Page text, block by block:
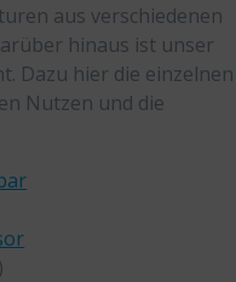
aus verschiedenen
hinaus ist unser
Dazu hier die einzelnen
Nutzen und die